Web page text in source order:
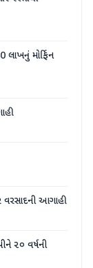
મોર્ફિન
આગાહી
૨૦ વર્ષની